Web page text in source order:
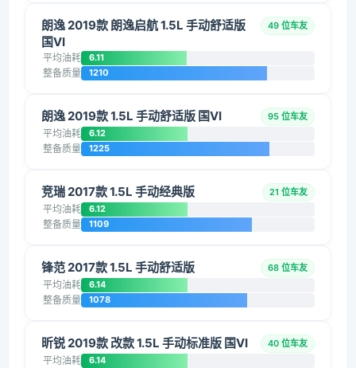
朗逸 2019款 朗逸启航 1.5L 手动舒适版
国VI
49 位车友
平均油耗 6.11
整备质量 1210
朗逸 2019款 1.5L 手动舒适版 国VI 95 位车友
平均油耗 6.12
整备质量 1225
竞瑞 2017款 1.5L 手动经典版 21 位车友
平均油耗 6.12
整备质量 1109
锋范 2017款 1.5L 手动舒适版 68 位车友
平均油耗 6.14
整备质量 1078
昕锐 2019款 改款 1.5L 手动标准版 国VI 40 位车友
平均油耗 6.14